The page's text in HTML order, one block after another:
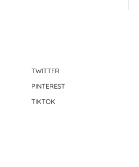
TWITTER
PINTEREST
TIKTOK